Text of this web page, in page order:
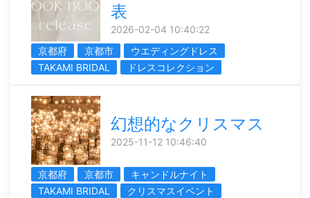
表
2026-02-04 10:40:22
京都府
京都市
ウエディングドレス
TAKAMI BRIDAL
ドレスコレクション
幻想的なクリスマス
2025-11-12 10:46:40
京都府 京都市
キャンドルナイト
TAKAMI BRIDAL
クリスマスイベント